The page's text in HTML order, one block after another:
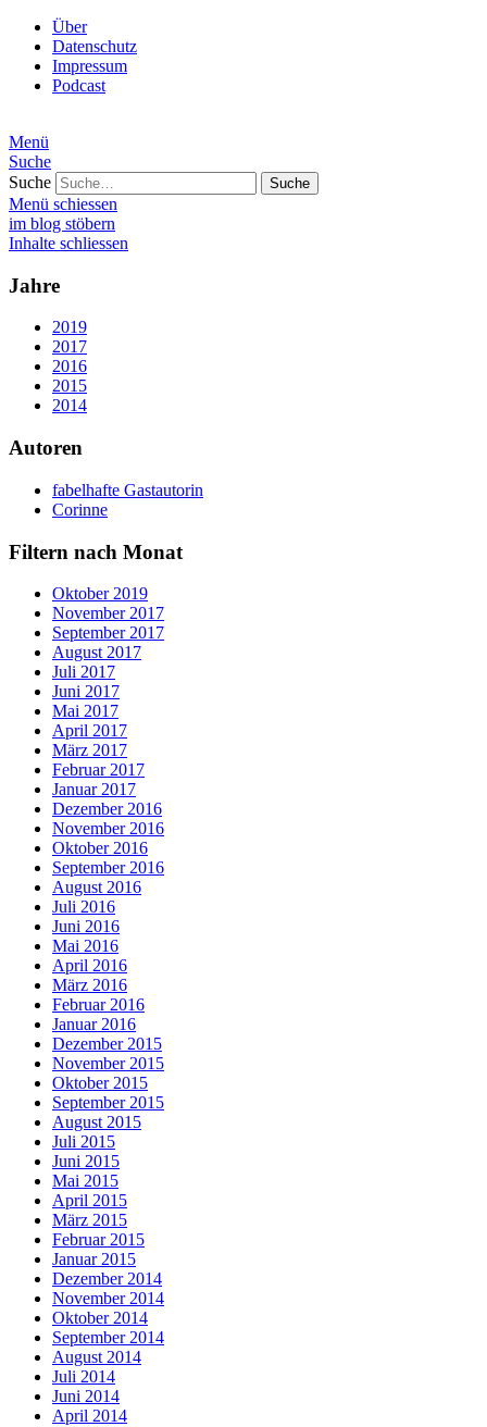
Über
Datenschutz
Impressum
Podcast
Menü
Suche
Suche
Menü schiessen
im blog stöbern
Inhalte schliessen
Jahre
2019
2017
2016
2015
2014
Autoren
fabelhafte Gastautorin
Corinne
Filtern nach Monat
Oktober 2019
November 2017
September 2017
August 2017
Juli 2017
Juni 2017
Mai 2017
April 2017
März 2017
Februar 2017
Januar 2017
Dezember 2016
November 2016
Oktober 2016
September 2016
August 2016
Juli 2016
Juni 2016
Mai 2016
April 2016
März 2016
Februar 2016
Januar 2016
Dezember 2015
November 2015
Oktober 2015
September 2015
August 2015
Juli 2015
Juni 2015
Mai 2015
April 2015
März 2015
Februar 2015
Januar 2015
Dezember 2014
November 2014
Oktober 2014
September 2014
August 2014
Juli 2014
Juni 2014
April 2014